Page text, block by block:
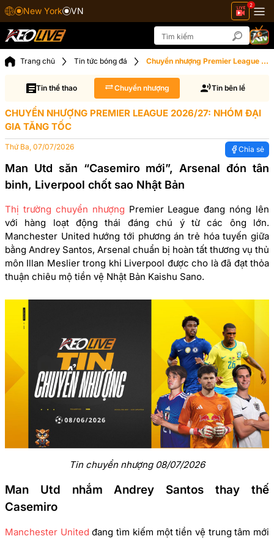
New York VN
2
Trang chủ Tin tức bóng đá Chuyển nhượng Premier League 2026/27: Nhóm đại gia tăng tốc
Tin thể thao Chuyển nhượng Tin bên lề
CHUYỂN NHƯỢNG PREMIER LEAGUE 2026/27: NHÓM ĐẠI
GIA TĂNG TỐC
Thứ Ba, 07/07/2026 Chia sẻ
Man Utd săn “Casemiro mới”, Arsenal đón tân
binh, Liverpool chốt sao Nhật Bản
Thị trường chuyển nhượng Premier League đang nóng lên
với hàng loạt động thái đáng chú ý từ các ông lớn.
Manchester United hướng tới phương án trẻ hóa tuyến giữa
bằng Andrey Santos, Arsenal chuẩn bị hoàn tất thương vụ thủ
môn Illan Meslier trong khi Liverpool được cho là đã đạt thỏa
thuận chiêu mộ tiền vệ Nhật Bản Kaishu Sano.
Tin chuyển nhượng 08/07/2026
Man Utd nhắm Andrey Santos thay thế
Casemiro
Manchester United đang tìm kiếm một tiền vệ trung tâm mới